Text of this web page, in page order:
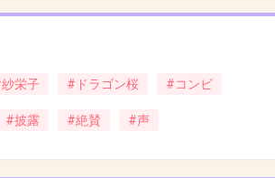
ってる人いるけど私も長澤ま
栄子 #ドラゴン桜 #コンビ
#披露 #絶賛 #声